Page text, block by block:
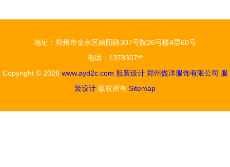
地址：郑州市金水区南阳路307号院26号楼4层60号
电话：1378307**
Copyright © 2026 www.ayd2c.com 服装设计 郑州傲洋服饰有限公司 服
装设计 版权所有 Sitemap